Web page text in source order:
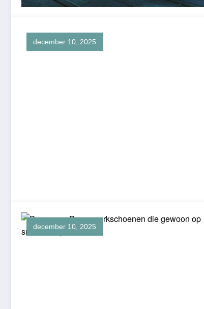
december 10, 2025
december 10, 2025